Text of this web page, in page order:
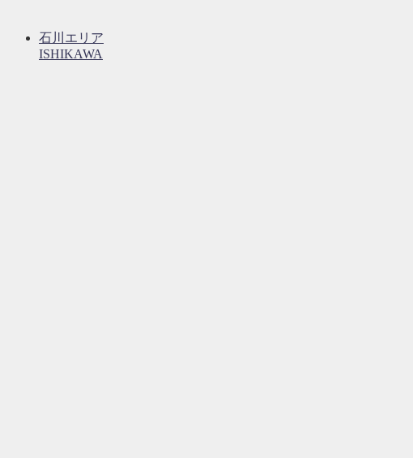
石川エリア
ISHIKAWA